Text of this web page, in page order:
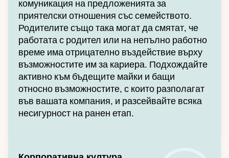
комуникация на предложенията за
приятелски отношения със семейството.
Родителите също така могат да смятат, че
работата с родител или на непълно работно
време има отрицателно въздействие върху
възможностите им за кариера. Подхождайте
активно към бъдещите майки и бащи
относно възможностите, с които разполагат
във вашата компания, и разсейвайте всяка
несигурност на ранен етап.